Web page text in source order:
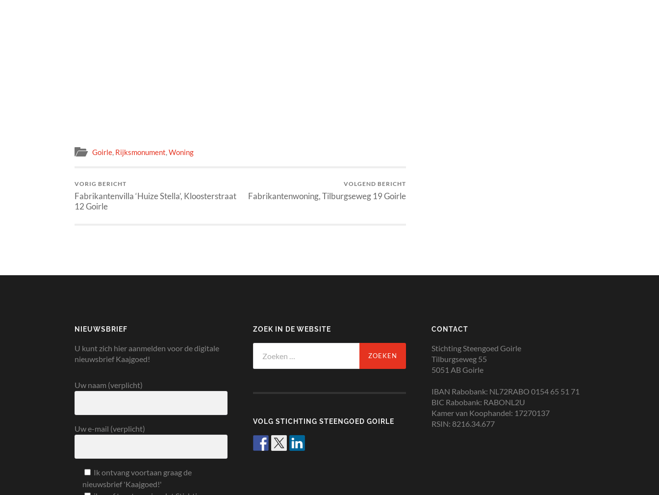
Goirle, Rijksmonument,Woning
VORIG BERICHT
Fabrikantenvilla ‘Huize Stella’, Kloosterstraat
12 Goirle
VOLGEND BERICHT
Fabrikantenwoning, Tilburgseweg 19 Goirle
NIEUWSBRIEF
U kunt zich hier aanmelden voor de digitale
nieuwsbrief Kaajgoed!
Uw naam (verplicht)
Uw e-mail (verplicht)
Ik ontvang voortaan graag de
nieuwsbrief 'Kaajgoed!'
ZOEK IN DE WEBSITE
naar:
VOLG STICHTING STEENGOED GOIRLE
CONTACT
Stichting Steengoed Goirle
Tilburgseweg 55
5051 AB Goirle
IBAN Rabobank: NL72RABO 0154 65 51 71
BIC Rabobank: RABONL2U
Kamer van Koophandel: 17270137
RSIN: 8216.34.677